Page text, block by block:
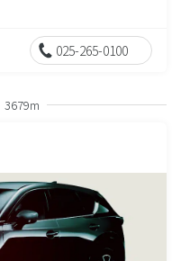
025-265-0100
3679m